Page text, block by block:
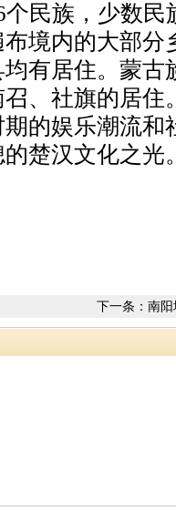
民族，少数民
境内的大部分
有居住。蒙古
、社旗的居住
的娱乐潮流和
楚汉文化之光
下一条： 南阳